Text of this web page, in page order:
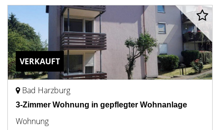
VERKAUFT
Bad Harzburg
3-Zimmer Wohnung in gepflegter Wohnanlage
Wohnung